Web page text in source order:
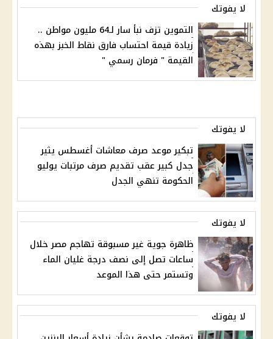
لا يفوتك
التموين تزف نبأ سار لـ64 مليون مواطن ..
زيادة قيمة احتساب فارق نقاط الخبز بهذه
القيمة " فرمان رسمي "
لا يفوتك
تبكير موعد صرف معاشات أغسطس يثير
جدل كبير عقب تقديم صرف مرتبات يوليو
الحكومة تنهي الجدل
لا يفوتك
ظاهرة جوية غير مسبوقة تهاجم مصر خلال
ساعات تصل إلى نصف درجة غليان الماء
وتستمر حتى هذا الموعد
لا يفوتك